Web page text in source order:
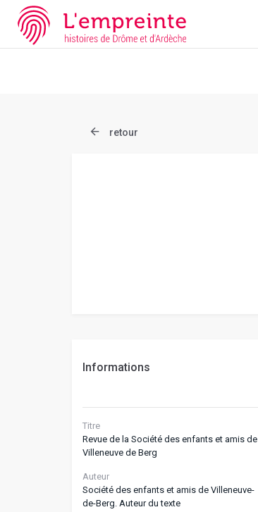
Array ( [slug] => document [ref] => bpt6k9771447j )
retour
Informations
Titre
Revue de la Société des enfants et amis de
Villeneuve de Berg
Auteur
Société des enfants et amis de Villeneuve-
de-Berg. Auteur du texte